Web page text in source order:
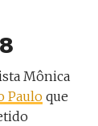
Mônica
Pauloque